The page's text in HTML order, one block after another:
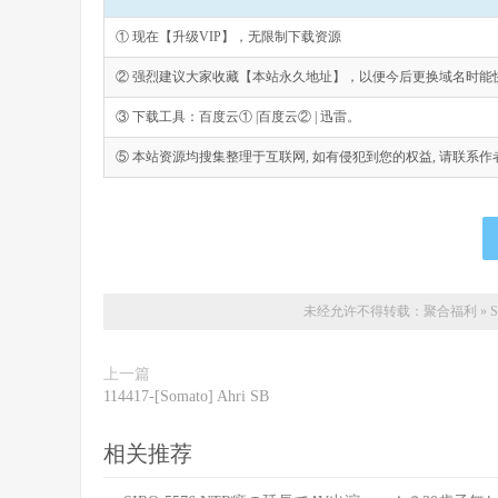
① 现在【升级VIP】，无限制下载资源
② 强烈建议大家收藏【本站永久地址】，以便今后更换域名时能
③ 下载工具：百度云① |百度云② | 迅雷。
⑤ 本站资源均搜集整理于互联网, 如有侵犯到您的权益, 请联系作
未经允许不得转载： 聚合福利 »
上一篇
114417-[Somato] Ahri SB
相关推荐